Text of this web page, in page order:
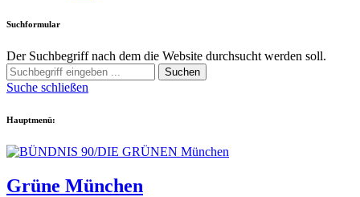
Suchformular
Der Suchbegriff nach dem die Website durchsucht werden soll.
Suchen
Suche schließen
Hauptmenü:
Grüne München